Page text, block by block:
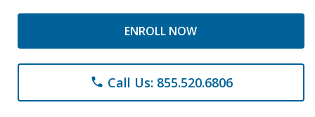
ENROLL NOW
phone Call Us: 855.520.6806